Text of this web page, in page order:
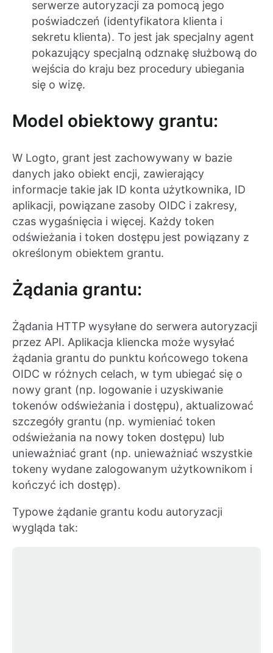
serwerze autoryzacji za pomocą jego
poświadczeń (identyfikatora klienta i
sekretu klienta). To jest jak specjalny agent
pokazujący specjalną odznakę służbową do
wejścia do kraju bez procedury ubiegania
się o wizę.
Model obiektowy grantu:
W Logto, grant jest zachowywany w bazie
danych jako obiekt encji, zawierający
informacje takie jak ID konta użytkownika, ID
aplikacji, powiązane zasoby OIDC i zakresy,
czas wygaśnięcia i więcej. Każdy token
odświeżania i token dostępu jest powiązany z
określonym obiektem grantu.
Żądania grantu:
Żądania HTTP wysyłane do serwera autoryzacji
przez API. Aplikacja kliencka może wysyłać
żądania grantu do punktu końcowego tokena
OIDC w różnych celach, w tym ubiegać się o
nowy grant (np. logowanie i uzyskiwanie
tokenów odświeżania i dostępu), aktualizować
szczegóły grantu (np. wymieniać token
odświeżania na nowy token dostępu) lub
unieważniać grant (np. unieważniać wszystkie
tokeny wydane zalogowanym użytkownikom i
kończyć ich dostęp).
Typowe żądanie grantu kodu autoryzacji
wygląda tak: